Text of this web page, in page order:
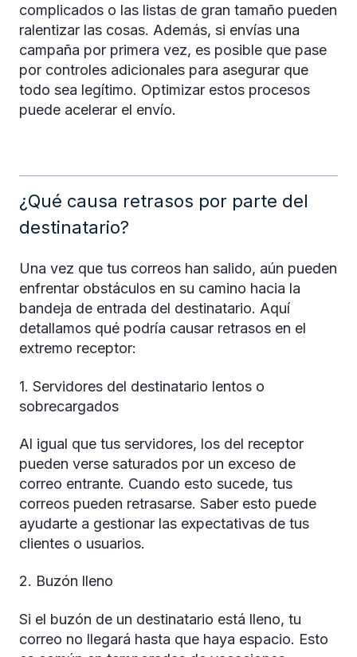
complicados o las listas de gran tamaño pueden
ralentizar las cosas. Además, si envías una
campaña por primera vez, es posible que pase
por controles adicionales para asegurar que
todo sea legítimo. Optimizar estos procesos
puede acelerar el envío.
¿Qué causa retrasos por parte del
destinatario?
Una vez que tus correos han salido, aún pueden
enfrentar obstáculos en su camino hacia la
bandeja de entrada del destinatario. Aquí
detallamos qué podría causar retrasos en el
extremo receptor:
1. Servidores del destinatario lentos o
sobrecargados
Al igual que tus servidores, los del receptor
pueden verse saturados por un exceso de
correo entrante. Cuando esto sucede, tus
correos pueden retrasarse. Saber esto puede
ayudarte a gestionar las expectativas de tus
clientes o usuarios.
2. Buzón lleno
Si el buzón de un destinatario está lleno, tu
correo no llegará hasta que haya espacio. Esto